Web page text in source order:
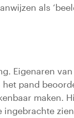
als
Eigenaren
pand
maken.